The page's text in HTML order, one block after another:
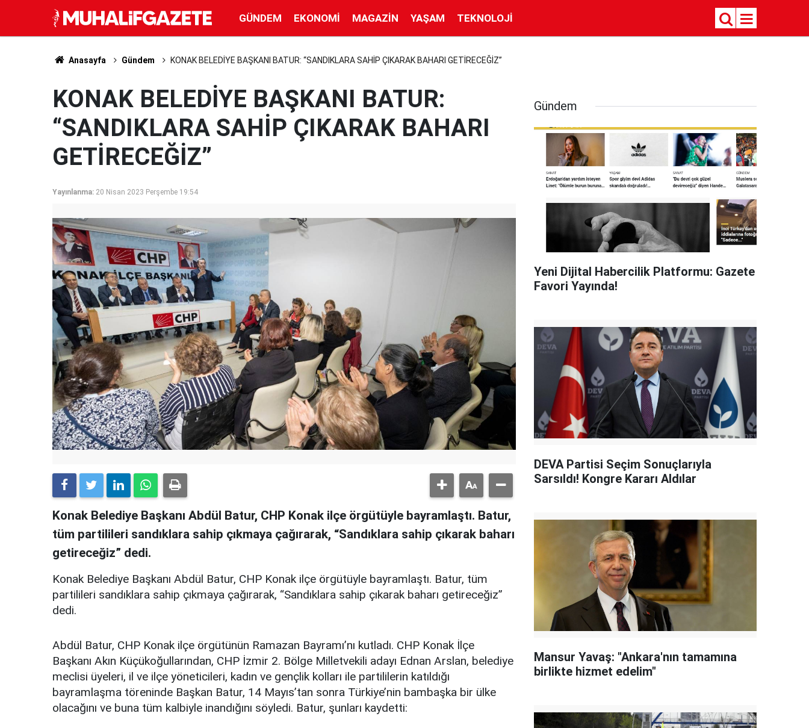
GÜNDEM EKONOMI MAGAZIN YAŞAM TEKNOLOJI
Anasayfa Gündem KONAK BELEDİYE BAŞKANI BATUR: “SANDIKLARA SAHİP ÇIKARAK BAHARI GETİRECEĞİZ”
KONAK BELEDİYE BAŞKANI BATUR:
“SANDIKLARA SAHİP ÇIKARAK BAHARI
GETİRECEĞİZ”
Yayınlanma: 20 Nisan 2023 Perşembe 19:54
Konak Belediye Başkanı Abdül Batur, CHP Konak ilçe örgütüyle bayramlaştı. Batur,
tüm partilileri sandıklara sahip çıkmaya çağırarak, “Sandıklara sahip çıkarak baharı
getireceğiz” dedi.
Konak Belediye Başkanı Abdül Batur, CHP Konak ilçe örgütüyle bayramlaştı. Batur, tüm
partilileri sandıklara sahip çıkmaya çağırarak, “Sandıklara sahip çıkarak baharı getireceğiz”
dedi.
Abdül Batur, CHP Konak ilçe örgütünün Ramazan Bayramı’nı kutladı. CHP Konak İlçe
Başkanı Akın Küçükoğullarından, CHP İzmir 2. Bölge Milletvekili adayı Ednan Arslan, belediye
meclisi üyeleri, il ve ilçe yöneticileri, kadın ve gençlik kolları ile partililerin katıldığı
bayramlaşma töreninde Başkan Batur, 14 Mayıs’tan sonra Türkiye’nin bambaşka bir ülke
olacağını ve buna tüm kalbiyle inandığını söyledi. Batur, şunları kaydetti:
Gündem
Yeni Dijital Habercilik Platformu: Gazete
Favori Yayında!
DEVA Partisi Seçim Sonuçlarıyla
Sarsıldı! Kongre Kararı Aldılar
Mansur Yavaş: "Ankara'nın tamamına
birlikte hizmet edelim"